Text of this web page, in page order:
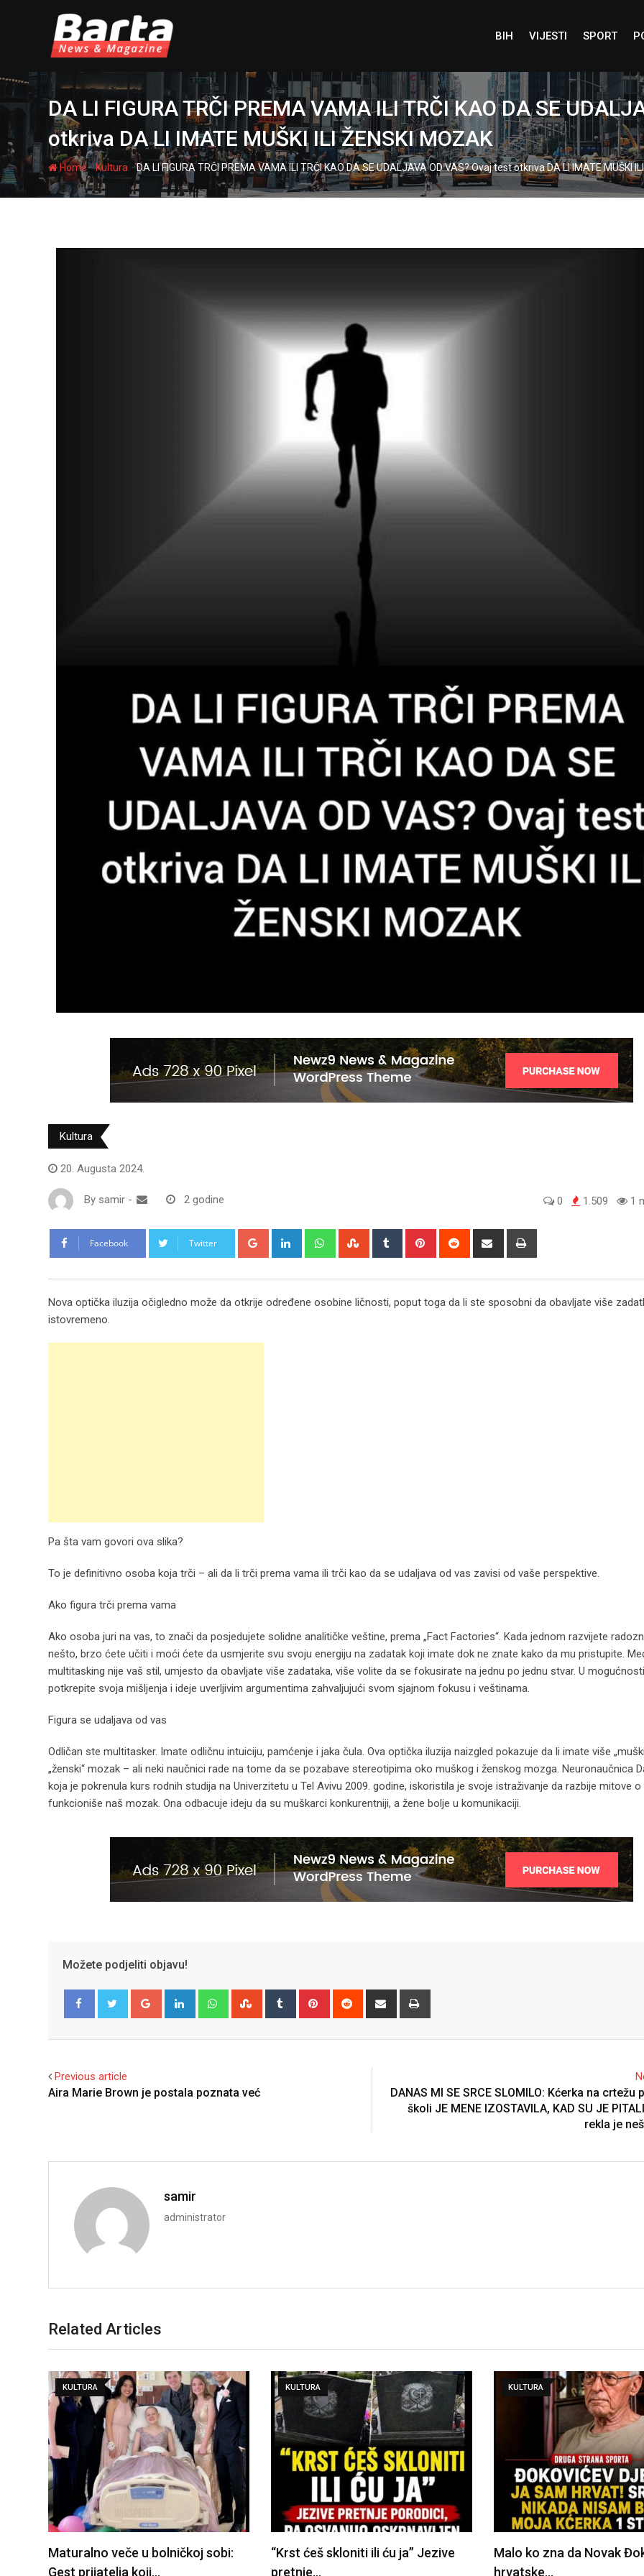
BIH VIJESTI SPORT
DA LI FIGURA TRČI PREMA VAMA ILI TRČI KAO DA SE
otkriva DA LI IMATE MUŠKI ILI ŽENSKI MOZAK
Home-Kultura -DA LI FIGURA TRČI PREMA VAMA ILI TRČI KAO DA SE UDALJAVA OD VAS? Ovaj test otkriva DA LI IMATE MUŠKI
Kultura
20. Augusta 2024.
By samir - 2 godine 0 1.509 1
Facebook Twitter Google+ LinkedIn WhatsappStumbleUpon
Tumblr Pinterest Reddit
Share
Nova optička iluzija očigledno može da otkrije određene osobine ličnosti, poput toga da li ste sposobni da obavljate više
istovremeno.
Pa šta vam govori ova slika?
To je definitivno osoba koja trči – ali da li trči prema vama ili trči kao da se udaljava od vas zavisi od vaše perspektive.
Ako figura trči prema vama
Ako osoba juri na vas, to znači da posjedujete solidne analitičke veštine, prema „Fact Factories“. Kada jednom razvijete
nešto, brzo ćete učiti i moći ćete da usmjerite svu svoju energiju na zadatak koji imate dok ne znate kako da mu pristupite.
multitasking nije vaš stil, umjesto da obavljate više zadataka, više volite da se fokusirate na jednu po jednu stvar. U
potkrepite svoja mišljenja i ideje uverljivim argumentima zahvaljujući svom sjajnom fokusu i veštinama.
Figura se udaljava od vas
Odličan ste multitasker. Imate odličnu intuiciju, pamćenje i jaka čula. Ova optička iluzija naizgled pokazuje da li imate više
„ženski“ mozak – ali neki naučnici rade na tome da se pozabave stereotipima oko muškog i ženskog mozga. Neuronaučnica
koja je pokrenula kurs rodnih studija na Univerzitetu u Tel Avivu 2009. godine, iskoristila je svoje istraživanje da razbije mitove
funkcioniše naš mozak. Ona odbacuje ideju da su muškarci konkurentniji, a žene bolje u komunikaciji.
Možete podjeliti objavu!
Google+ LinkedIn WhatsappStumbleUpon
Tumblr Pinterest Reddit
Share
Previous article
Aira Marie Brown je postala poznata već
DANAS MI SE SRCE SLOMILO: Kćerka na crtežu
školi JE MENE IZOSTAVILA, KAD SU JE
rekla je
samir
administrator
Related Articles
KULTURA
Maturalno veče u bolničkoj sobi:
Gest prijatelja koji…
KULTURA
“Krst ćeš skloniti ili ću ja” Jezive
pretnje…
KULTURA
Malo ko zna da Novak
hrvatske…